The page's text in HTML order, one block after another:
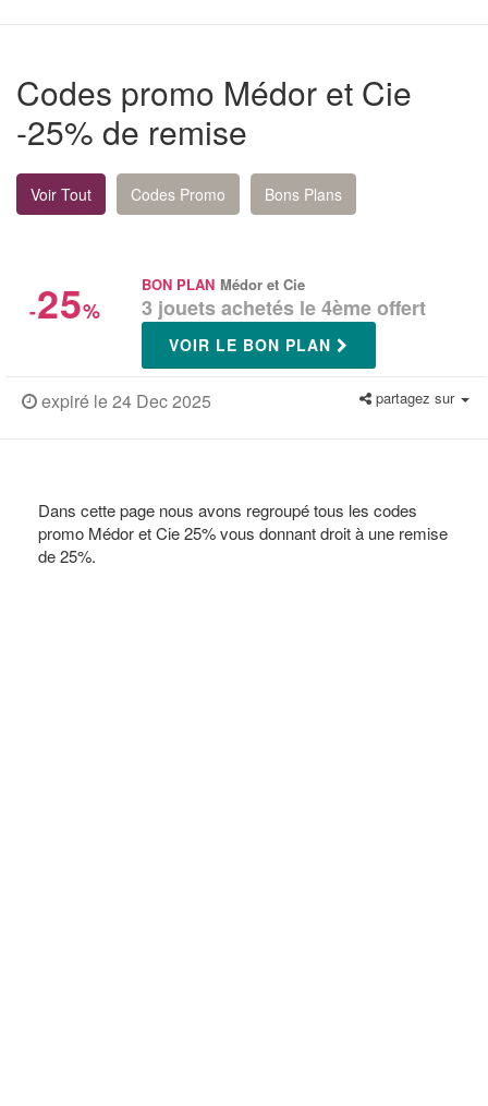
Codes promo Médor et Cie
-25% de remise
Voir Tout Codes Promo Bons Plans
-25%
BON PLAN Médor et Cie
3 jouets achetés le 4ème offert
VOIR LE BON PLAN
expiré le 24 Dec 2025 partagez sur
Dans cette page nous avons regroupé tous les codes
promo Médor et Cie 25% vous donnant droit à une remise
de 25%.